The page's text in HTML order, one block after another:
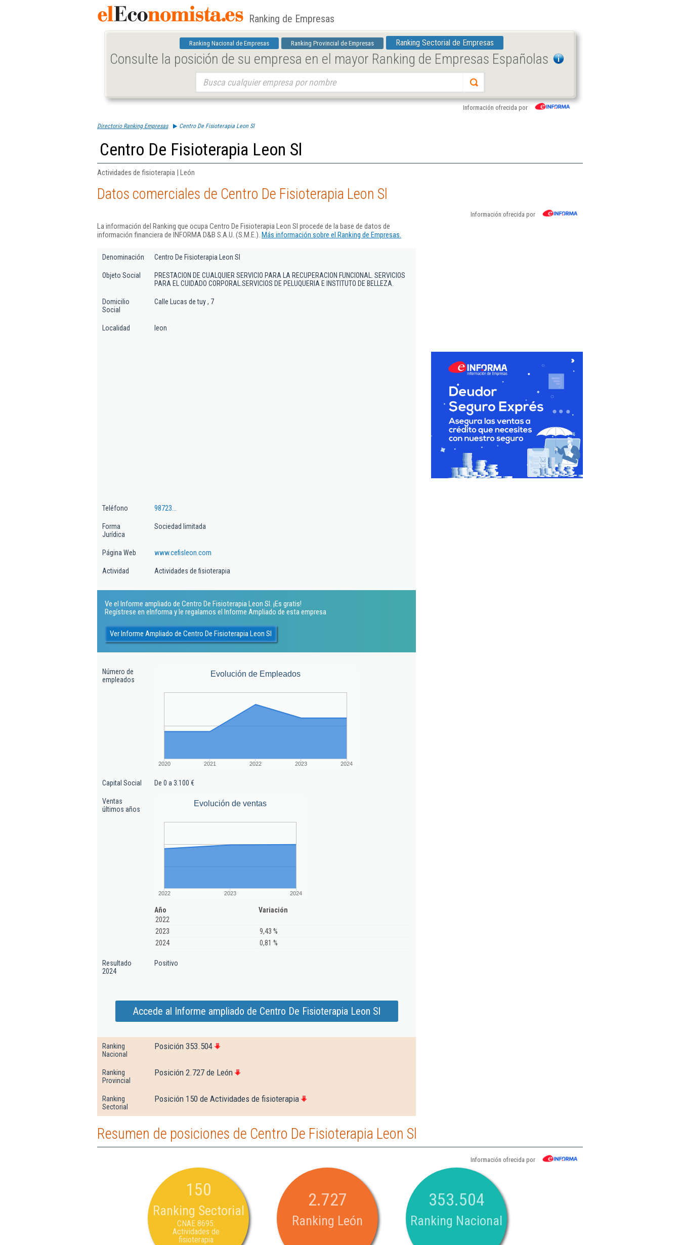
Ranking de Empresas
Ranking Nacional de Empresas Ranking Provincial de Empresas Ranking Sectorial de Empresas
Consulte la posición de su empresa en el mayor Ranking de Empresas Españolas
Información ofrecida por
Directorio Ranking Empresas Centro De Fisioterapia Leon Sl
Centro De Fisioterapia Leon Sl
Actividades de fisioterapia | León
Datos comerciales de Centro De Fisioterapia Leon Sl
Información ofrecida por
La información del Ranking que ocupa Centro De Fisioterapia Leon Sl procede de la base de datos de
información financiera de INFORMA D&B S.A.U. (S.M.E.). Más información sobre el Ranking de Empresas.
Denominación Centro De Fisioterapia Leon Sl
Objeto Social
PRESTACION DE CUALQUIER SERVICIO PARA LA RECUPERACION FUNCIONAL. SERVICIOS
PARA EL CUIDADO CORPORAL.SERVICIOS DE PELUQUERIA E INSTITUTO DE BELLEZA.
Domicilio
Social
Calle Lucas de tuy , 7
Localidad leon
Teléfono 98723...
Forma
Jurídica
Sociedad limitada
Página Web www.cefisleon.com
Actividad Actividades de fisioterapia
Ve el Informe ampliado de Centro De Fisioterapia Leon Sl. ¡Es gratis!
Regístrese en eInforma y le regalamos el Informe Ampliado de esta empresa
Ver Informe Ampliado de Centro De Fisioterapia Leon Sl
Número de
empleados
Evolución de Empleados
2020 2021 2022 2023 2024
Capital Social De 0 a 3.100 €
Ventas
últimos años
Evolución de ventas
2022 2023 2024
Año
Variación
2022
2023
9,43 %
2024
0,81 %
Resultado
2024
Positivo
Accede al Informe ampliado de Centro De Fisioterapia Leon Sl
Ranking
Nacional
Posición 353.504
Ranking
Provincial
Posición 2.727 de León
Ranking
Sectorial
Posición 150 de Actividades de fisioterapia
Resumen de posiciones de Centro De Fisioterapia Leon Sl
Información ofrecida por
150
Ranking Sectorial
CNAE 8695:
Actividades de
fisioterapia
2.727
Ranking León
353.504
Ranking Nacional